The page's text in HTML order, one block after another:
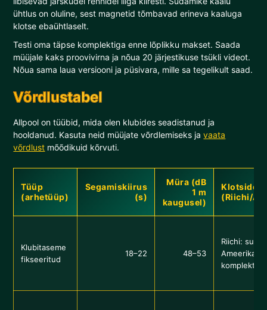
ühtlus on oluline, sest magnetid tõmbavad erineva kaaluga
klotse ebaühtlaselt.
Testi oma täpse komplektiga enne lõplikku makset. Saada
müüjale kaks proovivirna ja nõua 20 järjestikuse tsükli videot.
Nõua sama laua versiooni ja püsivara, mille sa tegelikult saad.
Võrdlustabel
Allpool on tüübid, mida olen klubides seadistanud ja
hooldanud. Kasuta neid müüjate võrdlemiseks javaata
võrdlust mõõdikuid kõrvuti.
Tüüp
(arhetüüp)
Segamiskiirus
(s)
Müra (dB
1 m
kaugusel)
Klotside
(Riichi/
Klubitaseme
fikseeritud
18–22 48–53
Riichi:
Ameerika:
komplektiga